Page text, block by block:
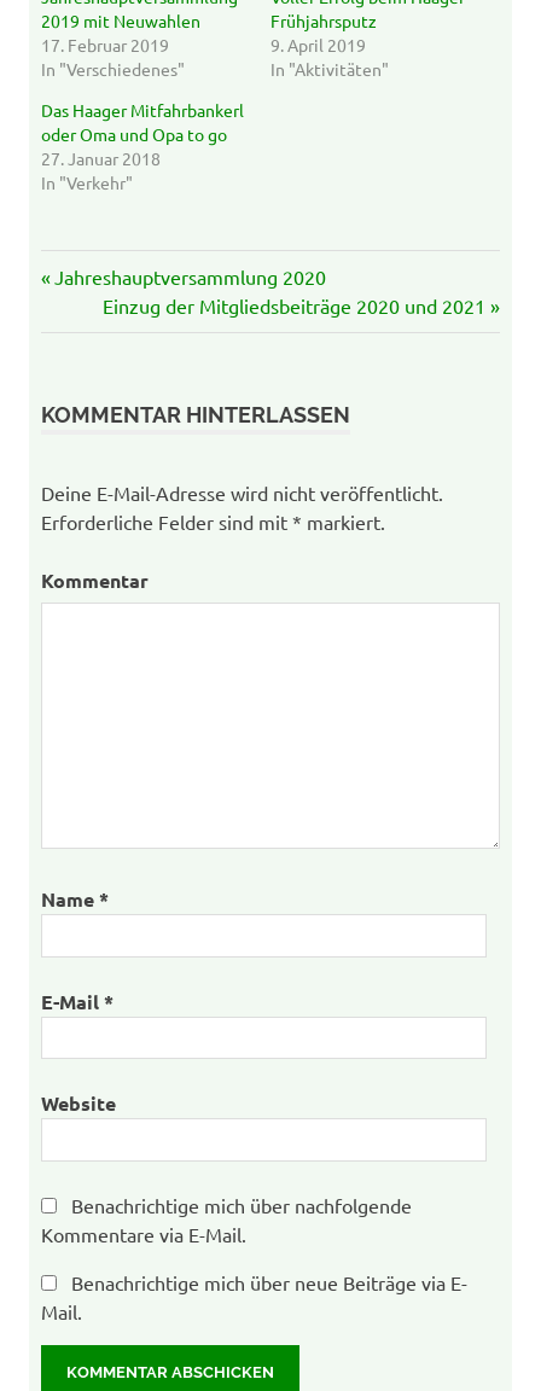
geöffnet)geöffnet)
2019 mit Neuwahlen
17. Februar 2019
In "Verschiedenes"
Frühjahrsputz
9. April 2019
In "Aktivitäten"
Das Haager Mitfahrbankerl
oder Oma und Opa to go
27. Januar 2018
In "Verkehr"
Beitrags-
Navigation
Vorheriger
Beitrag:
Jahreshauptversammlung 2020
Nächster
Beitrag:
Einzug der Mitgliedsbeiträge 2020 und 2021
KOMMENTAR HINTERLASSEN
Deine E-Mail-Adresse wird nicht veröffentlicht.
Erforderliche Felder sind mit * markiert.
Kommentar
Name*
E-Mail*
Website
Benachrichtige mich über nachfolgende
Kommentare via E-Mail.
Benachrichtige mich über neue Beiträge via E-
Mail.